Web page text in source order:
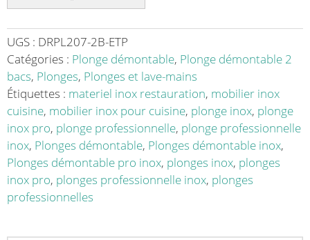
pieds
avec
étagère
inox
AISI
304
2
bacs
2
égouttoirs
UGS : DRPL207-2B-ETP
Catégories : Plonge démontable, Plonge démontable 2
bacs, Plonges, Plonges et lave-mains
Étiquettes : materiel inox restauration, mobilier inox
cuisine, mobilier inox pour cuisine, plonge inox, plonge
inox pro, plonge professionnelle, plonge professionnelle
inox, Plonges démontable, Plonges démontable inox,
Plonges démontable pro inox, plonges inox, plonges
inox pro, plonges professionnelle inox, plonges
professionnelles